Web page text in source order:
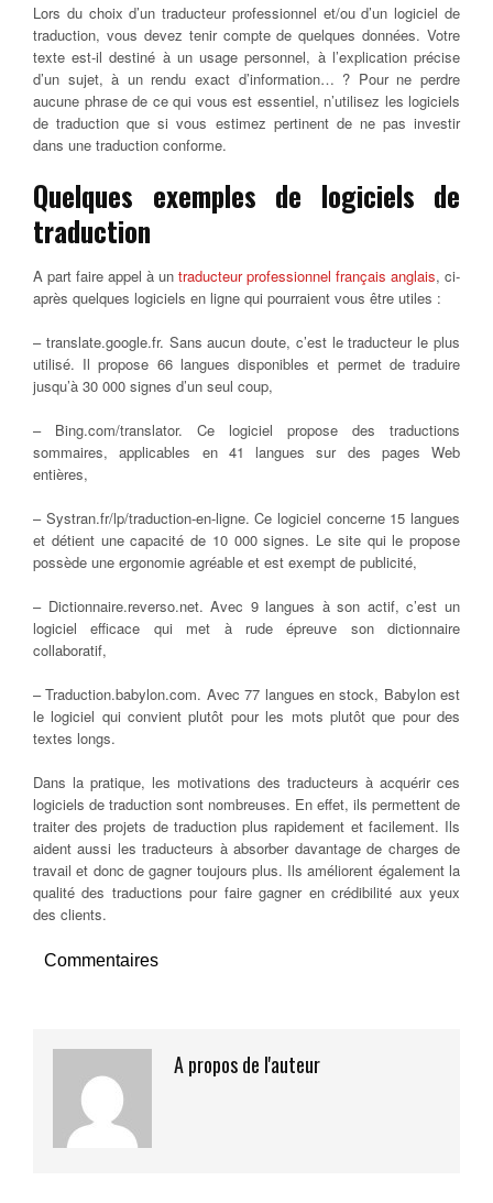
Lors du choix d’un traducteur professionnel et/ou d’un logiciel de
traduction, vous devez tenir compte de quelques données. Votre
texte est-il destiné à un usage personnel, à l’explication précise
d’un sujet, à un rendu exact d’information… ? Pour ne perdre
aucune phrase de ce qui vous est essentiel, n’utilisez les logiciels
de traduction que si vous estimez pertinent de ne pas investir
dans une traduction conforme.
Quelques exemples de logiciels de
traduction
A part faire appel à un traducteur professionnel français anglais, ci-
après quelques logiciels en ligne qui pourraient vous être utiles :
– translate.google.fr. Sans aucun doute, c’est le traducteur le plus
utilisé. Il propose 66 langues disponibles et permet de traduire
jusqu’à 30 000 signes d’un seul coup,
– Bing.com/translator. Ce logiciel propose des traductions
sommaires, applicables en 41 langues sur des pages Web
entières,
– Systran.fr/lp/traduction-en-ligne. Ce logiciel concerne 15 langues
et détient une capacité de 10 000 signes. Le site qui le propose
possède une ergonomie agréable et est exempt de publicité,
– Dictionnaire.reverso.net. Avec 9 langues à son actif, c’est un
logiciel efficace qui met à rude épreuve son dictionnaire
collaboratif,
– Traduction.babylon.com. Avec 77 langues en stock, Babylon est
le logiciel qui convient plutôt pour les mots plutôt que pour des
textes longs.
Dans la pratique, les motivations des traducteurs à acquérir ces
logiciels de traduction sont nombreuses. En effet, ils permettent de
traiter des projets de traduction plus rapidement et facilement. Ils
aident aussi les traducteurs à absorber davantage de charges de
travail et donc de gagner toujours plus. Ils améliorent également la
qualité des traductions pour faire gagner en crédibilité aux yeux
des clients.
Commentaires
A propos de l'auteur